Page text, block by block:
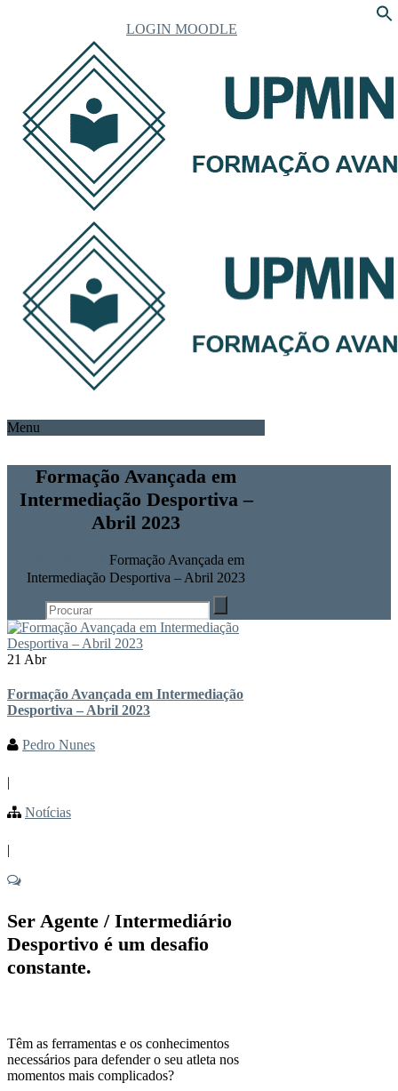
LOGIN MOODLE
Menu
Formação Avançada em
Intermediação Desportiva –
Abril 2023
Formação Avançada em
Intermediação Desportiva – Abril 2023
21 Abr
Formação Avançada em Intermediação
Desportiva – Abril 2023
Pedro Nunes
|
Notícias
|
Ser Agente / Intermediário
Desportivo é um desafio
constante.
Têm as ferramentas e os conhecimentos
necessários para defender o seu atleta nos
momentos mais complicados?